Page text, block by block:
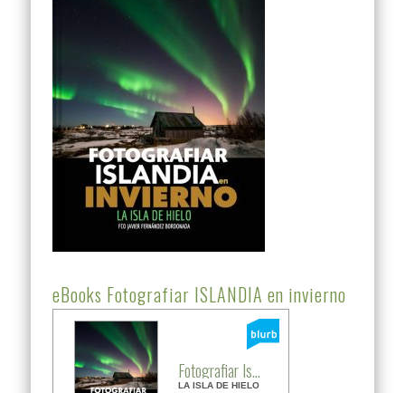
eBooks Fotografiar ISLANDIA en invierno
Fotografiar Is...
LA ISLA DE HIELO